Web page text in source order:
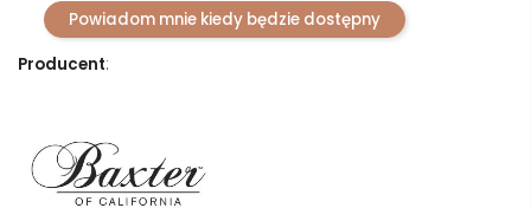
Powiadom mnie kiedy będzie dostępny
Producent: